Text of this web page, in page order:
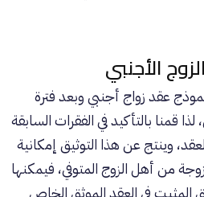
الأجنبي
عقد زواج أجنبي وبعد فترة
قمنا بالتأكيد في الفقرات السابقة
وينتج عن هذا التوثيق إمكانية
من أهل الزوج المتوفي، فيمكنها
المثبت في العقد الموثق الخاص